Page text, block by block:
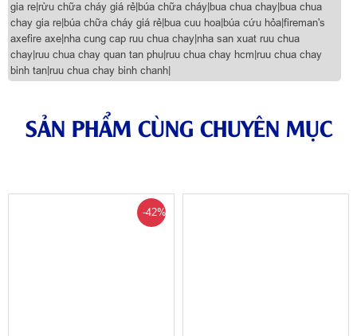
gia re|rừu chữa cháy giá rẻ|búa chữa cháy|bua chua chay|bua chua
chay gia re|búa chữa cháy giá rẻ|bua cuu hoa|búa cứu hỏa|fireman's
axefire axe|nha cung cap ruu chua chay|nha san xuat ruu chua
chay|ruu chua chay quan tan phu|ruu chua chay hcm|ruu chua chay
binh tan|ruu chua chay binh chanh|
SẢN PHẨM CÙNG CHUYÊN MỤC
-42%